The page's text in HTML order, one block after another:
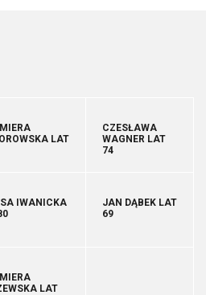
LAT
CZESŁAWA
WAGNER LAT
74
IWANICKA
JAN DĄBEK LAT
69
LAT